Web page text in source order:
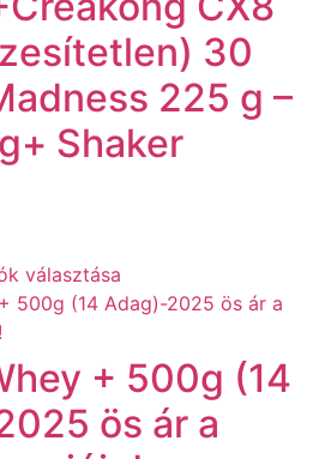
30
225 g –
Shaker
választása
+ 500g (14
ös ár a